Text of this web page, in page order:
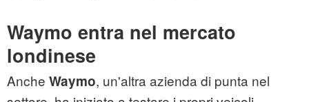
Waymo entra nel mercato
londinese
Anche Waymo, un'altra azienda di punta nel